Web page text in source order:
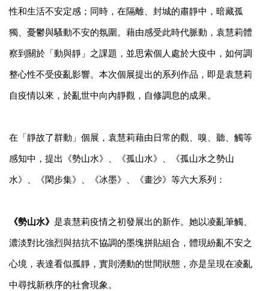
性和生活不安定感；同時，在隔離、封城的肅靜中，暗藏孤
獨、憂鬱與騷動不安的氛圍。藉由感受此時代脈動，袁慧莉體
察到關於「動與靜」之課題，並思索個人處於大疫中，如何調
整心性不受疫亂影響。本次個展提出的系列作品，即是袁慧莉
自疫情以來，於亂世中向內靜觀，自修調息的成果。
在「靜故了群動」個展，袁慧莉藉由日常的觀、嗅、聽、觸等
感知中，提出《勢山水》、《孤山水》、《孤山水之勢山
水》、《閑步集》、《冰墨》、《畫沙》等六大系列：
《勢山水》 是袁慧莉疫情之初發展出的新作。她以凌亂筆觸、
濃淡對比強烈與拮抗不協調的墨塊拼貼組合，體現紛亂不安之
心境，表達看似孤靜，實則湧動的世間狀態，亦是呈現在凌亂
中尋找新秩序的社會現象。